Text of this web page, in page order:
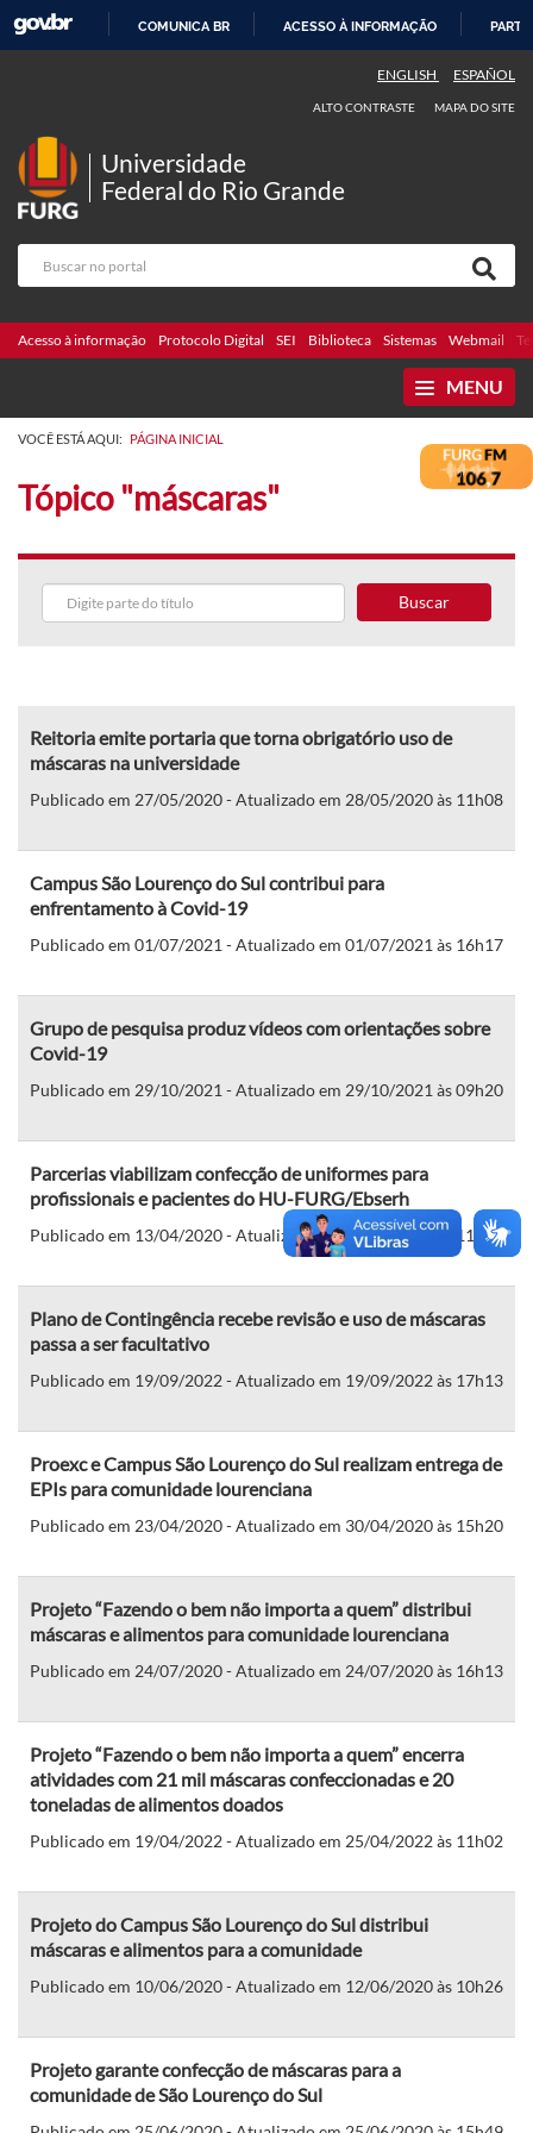
COMUNICA BR ACESSO À INFORMAÇÃO
ENGLISH ESPAÑOL
ALTO CONTRASTE MAPA DO SITE
Universidade
Federal do Rio Grande
Acesso à informação Protocolo Digital SEI Biblioteca Sistemas Webmail
MENU
VOCÊ ESTÁ AQUI: PÁGINA INICIAL
Tópico "máscaras"
Buscar
Reitoria emite portaria que torna obrigatório uso de
máscaras na universidade
Publicado em 27/05/2020 - Atualizado em 28/05/2020 às 11h08
Campus São Lourenço do Sul contribui para
enfrentamento à Covid-19
Publicado em 01/07/2021 - Atualizado em 01/07/2021 às 16h17
Grupo de pesquisa produz vídeos com orientações sobre
Covid-19
Publicado em 29/10/2021 - Atualizado em 29/10/2021 às 09h20
Parcerias viabilizam confecção de uniformes para
profissionais e pacientes do HU-FURG/Ebserh
Publicado em 13/04/2020 - Atualizado em 30/04/2020 às 11h42
Plano de Contingência recebe revisão e uso de máscaras
passa a ser facultativo
Publicado em 19/09/2022 - Atualizado em 19/09/2022 às 17h13
Proexc e Campus São Lourenço do Sul realizam entrega de
EPIs para comunidade lourenciana
Publicado em 23/04/2020 - Atualizado em 30/04/2020 às 15h20
Projeto “Fazendo o bem não importa a quem” distribui
máscaras e alimentos para comunidade lourenciana
Publicado em 24/07/2020 - Atualizado em 24/07/2020 às 16h13
Projeto “Fazendo o bem não importa a quem” encerra
atividades com 21 mil máscaras confeccionadas e 20
toneladas de alimentos doados
Publicado em 19/04/2022 - Atualizado em 25/04/2022 às 11h02
Projeto do Campus São Lourenço do Sul distribui
máscaras e alimentos para a comunidade
Publicado em 10/06/2020 - Atualizado em 12/06/2020 às 10h26
Projeto garante confecção de máscaras para a
comunidade de São Lourenço do Sul